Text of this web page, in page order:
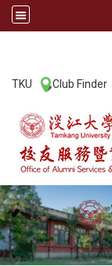
TKU Club Finder